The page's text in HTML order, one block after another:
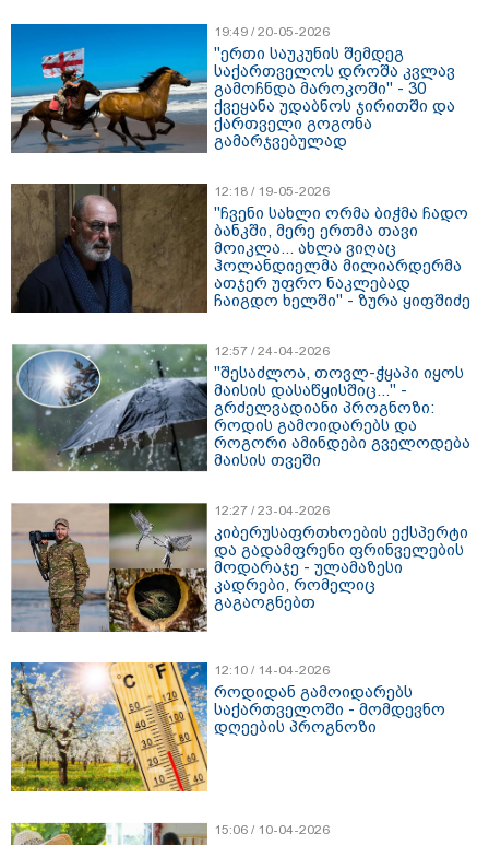
19:49 / 20-05-2026
"ერთი საუკუნის შემდეგ
საქართველოს დროშა კვლავ
გამოჩნდა მაროკოში" - 30
ქვეყანა უდაბნოს ჯირითში და
ქართველი გოგონა
გამარჯვებულად
12:18 / 19-05-2026
"ჩვენი სახლი ორმა ბიჭმა ჩადო
ბანკში, მერე ერთმა თავი
მოიკლა... ახლა ვიღაც
ჰოლანდიელმა მილიარდერმა
ათჯერ უფრო ნაკლებად
ჩაიგდო ხელში" - ზურა ყიფშიძე
12:57 / 24-04-2026
"შესაძლოა, თოვლ-ჭყაპი იყოს
მაისის დასაწყისშიც..." -
გრძელვადიანი პროგნოზი:
როდის გამოიდარებს და
როგორი ამინდები გველოდება
მაისის თვეში
12:27 / 23-04-2026
კიბერუსაფრთხოების ექსპერტი
და გადამფრენი ფრინველების
მოდარაჯე - ულამაზესი
კადრები, რომელიც
გაგაოგნებთ
12:10 / 14-04-2026
როდიდან გამოიდარებს
საქართველოში - მომდევნო
დღეების პროგნოზი
15:06 / 10-04-2026